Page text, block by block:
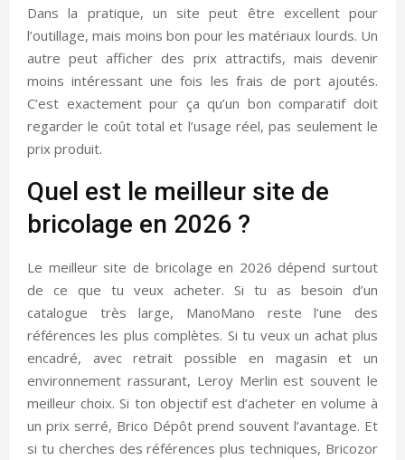
Dans la pratique, un site peut être excellent pour
l’outillage, mais moins bon pour les matériaux lourds. Un
autre peut afficher des prix attractifs, mais devenir
moins intéressant une fois les frais de port ajoutés.
C’est exactement pour ça qu’un bon comparatif doit
regarder le coût total et l’usage réel, pas seulement le
prix produit.
Quel est le meilleur site de
bricolage en 2026 ?
Le meilleur site de bricolage en 2026 dépend surtout
de ce que tu veux acheter. Si tu as besoin d’un
catalogue très large, ManoMano reste l’une des
références les plus complètes. Si tu veux un achat plus
encadré, avec retrait possible en magasin et un
environnement rassurant, Leroy Merlin est souvent le
meilleur choix. Si ton objectif est d’acheter en volume à
un prix serré, Brico Dépôt prend souvent l’avantage. Et
si tu cherches des références plus techniques, Bricozor